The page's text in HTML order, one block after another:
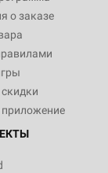
о заказе